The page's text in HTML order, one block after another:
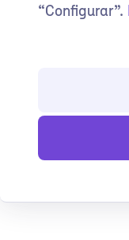
“Configurar”.